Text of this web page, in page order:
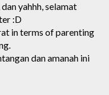
yahhh, selamat
:D
in terms of parenting
dan amanah ini